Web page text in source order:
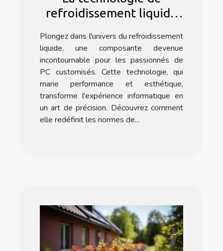
refroidissement liquide
Plongez dans l'univers du refroidissement
liquide, une composante devenue
incontournable pour les passionnés de
PC customisés. Cette technologie, qui
marie performance et esthétique,
transforme l'expérience informatique en
un art de précision. Découvrez comment
elle redéfinit les normes de...